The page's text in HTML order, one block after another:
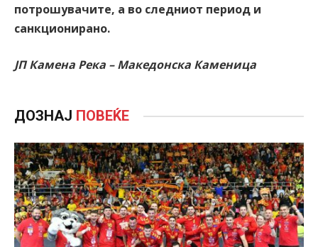
потрошувачите, а во следниот период и
санкционирано.
ЈП Камена Река – Македонска Каменица
ДОЗНАЈ ПОВЕЌЕ